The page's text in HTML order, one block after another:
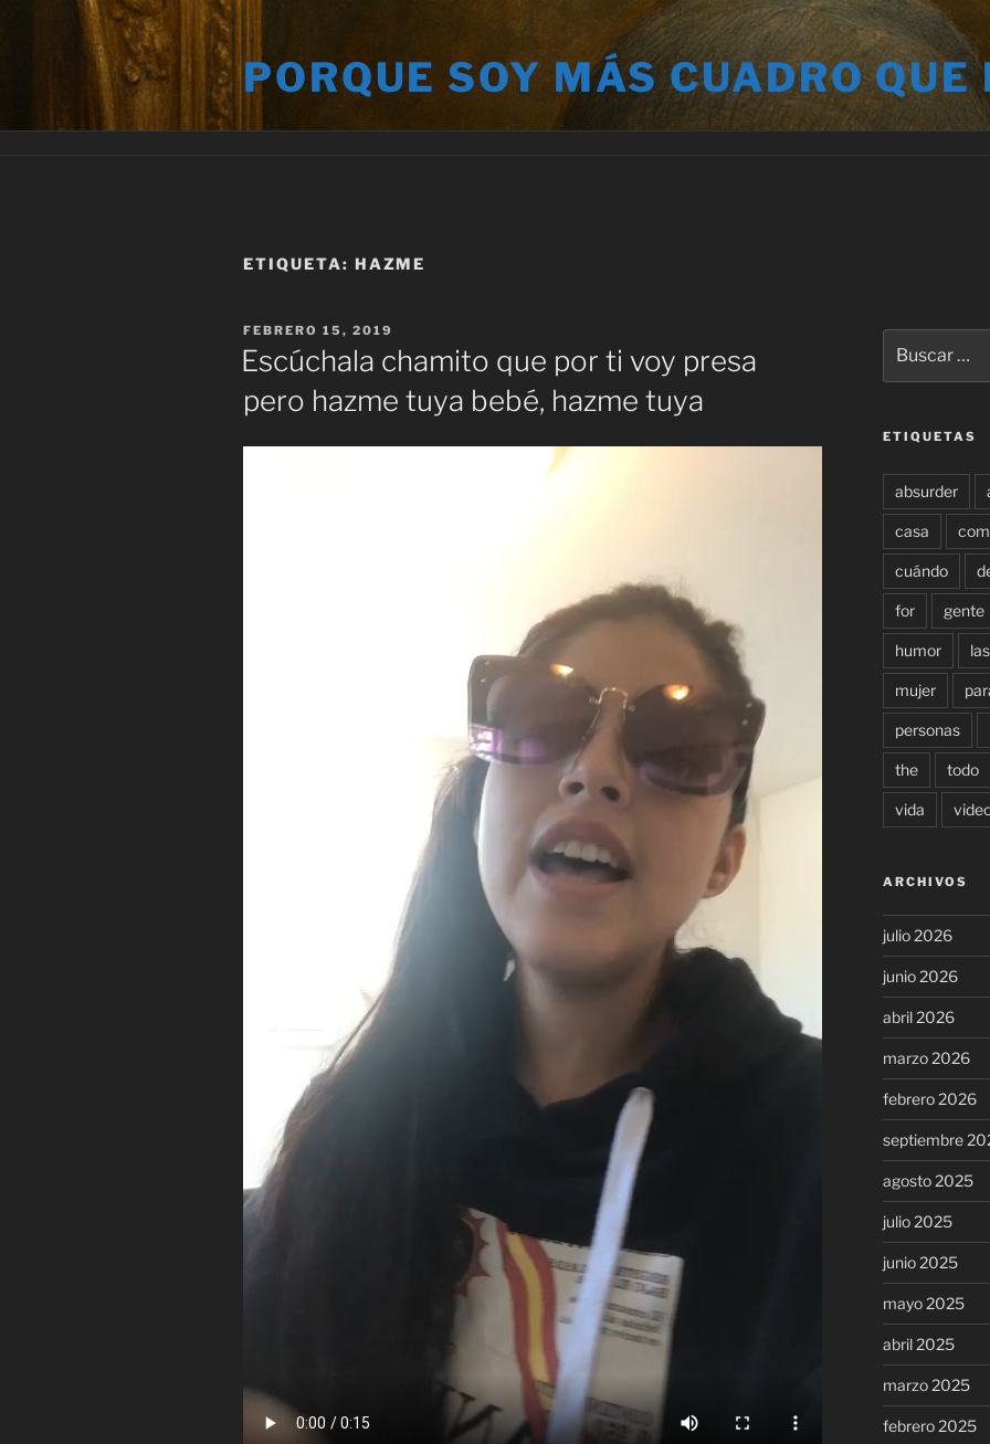
PORQUE SOY MÁS CUADRO QUE
ETIQUETA: HAZME
PUBLICADO
EL
FEBRERO 15, 2019
Escúchala chamito que por ti voy presa
pero hazme tuya bebé, hazme tuya
por:
ETIQUETAS
absurder
casa
cuándo
for gente
humor las
mujer
personas
the todo
vida
ARCHIVOS
julio 2026
junio 2026
abril 2026
marzo 2026
febrero 2026
septiembre
agosto 2025
julio 2025
junio 2025
mayo 2025
abril 2025
marzo 2025
febrero 2025